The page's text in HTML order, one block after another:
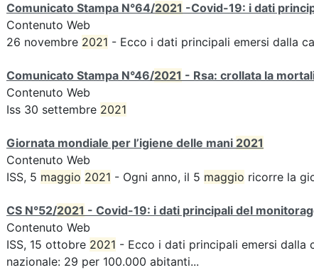
Comunicato Stampa N°64/2021 -Covid-19: i dati
Contenuto Web
26 novembre 2021 - Ecco i dati principali emersi dalla
Comunicato Stampa N°46/2021 - Rsa: crollata la
Contenuto Web
Iss 30 settembre 2021
Giornata mondiale per l’igiene delle mani 2021
Contenuto Web
ISS, 5 maggio 2021 - Ogni anno, il 5 maggio ricorre la
CS N°52/2021 - Covid-19: i dati principali del
Contenuto Web
ISS, 15 ottobre 2021 - Ecco i dati principali emersi dalla
nazionale: 29 per 100.000 abitanti...